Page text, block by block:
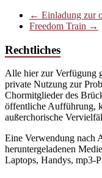
← Einladung zur
Freedom Train →
Rechtliches
Alle hier zur Verfügung
private Nutzung zur
Chormitglieder des
öffentliche Aufführung,
außerchorische
Eine Verwendung nach
heruntergeladenen
Laptops, Handys, mp3-